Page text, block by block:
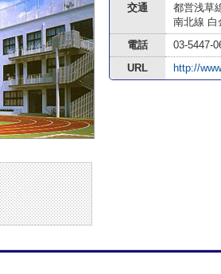
交通
都営浅草
南北線 白
電話
03-5447-
URL
http://